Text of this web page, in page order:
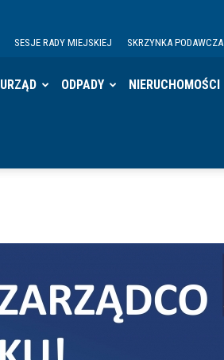
SESJE RADY MIEJSKIEJ SKRZYNKA PODAWCZA
URZĄD ODPADY NIERUCHOMOŚCI